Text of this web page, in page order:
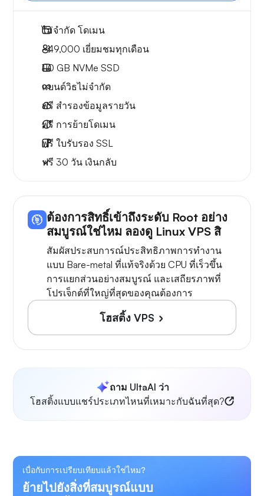
ไม่จำกัด โดเมน
~49,000 เยี่ยมชมทุกเดือน
110 GB NVMe SSD
แบนด์วิธไม่จำกัด
ฟรี สำรองข้อมูลรายวัน
ฟรี การย้ายโดเมน
ฟรี ใบรับรอง SSL
ฟรี 30 วัน เงินกลับ
ต้องการสิทธิ์เข้าถึงระดับ Root อย่าง
สมบูรณ์ใช่ไหม ลองดู Linux VPS สิ
สัมผัสประสบการณ์ประสิทธิภาพการทำงาน
แบบ Bare-metal ที่แท้จริงด้วย CPU ที่เร็วขึ้น
การแยกส่วนอย่างสมบูรณ์ และเสถียรภาพที่
โปรเจ็กต์ที่ใหญ่ที่สุดของคุณต้องการ
โฮสติ้ง VPS
ถาม UltaAI ว่า
โฮสติ้งแบบแชร์ประเภทไหนที่เหมาะกับฉันที่สุด?
เบื่อกับการเปรียบเทียบแล้วใช่ไหม?
ย้ายไปยังสิ่งที่สมบูรณ์แบบ